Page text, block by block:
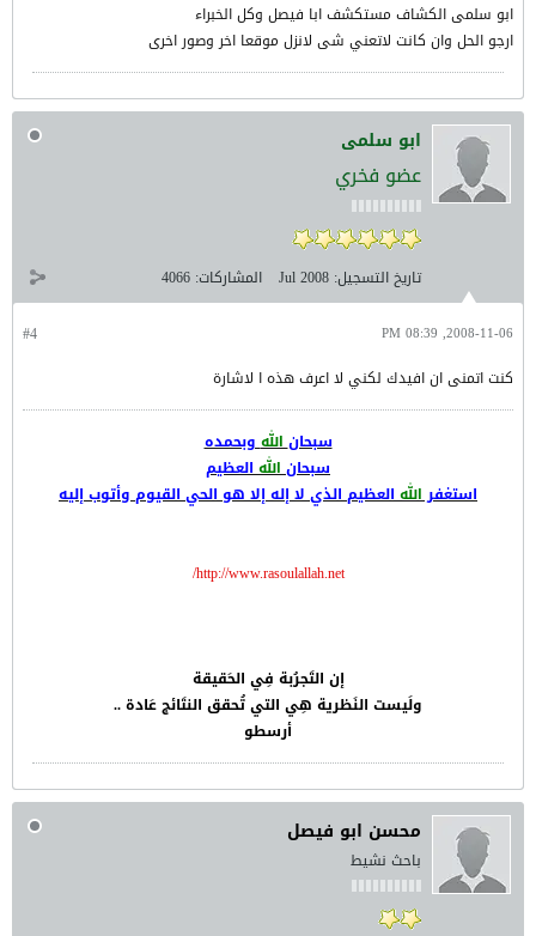
ابو سلمى الكشاف مستكشف ابا فيصل وكل الخبراء
ارجو الحل وان كانت لاتعني شى لانزل موقعا اخر وصور اخرى
ابو سلمى
عضو فخري
تاريخ التسجيل: Jul 2008 المشاركات: 4066
#4 2008-11-06, 08:39 PM
كنت اتمنى ان افيدك لكني لا اعرف هذه ا لاشارة
سبحاناللهوبحمده
سبحاناللهالعظيم
استغفراللهالعظيم الذي لا إله إلا هو الحي القيوم وأتوب إليه
http://www.rasoulallah.net/
إن التَجرُبة فِي الحَقيقة
ولَيست النَظرية هِي التي تُحقق النتَائج عَادة ..
أرسطو
محسن ابو فيصل
باحث نشيط